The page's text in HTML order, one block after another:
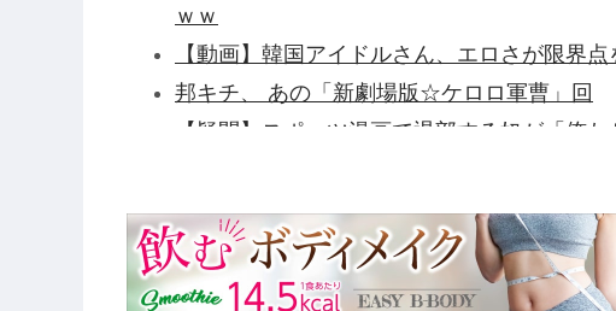
ｗｗ
【動画】韓国アイドルさん、エロさが限界点
邦キチ、 あの「新劇場版☆ケロロ軍曹」回
【疑問】スポーツ漫画で退部する奴が「俺
【パシフィック・リム】MODEROID「ジプ
開始】他
謎の勢力「AI発展したらお前らは皆クビに